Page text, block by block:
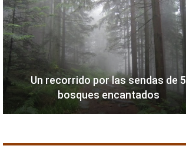
Un recorrido por las sendas de 5
bosques encantados